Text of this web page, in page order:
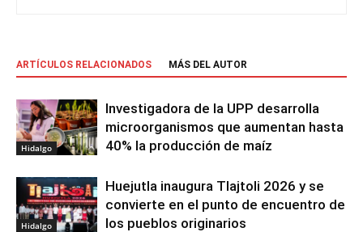
ARTÍCULOS RELACIONADOS MÁS DEL AUTOR
Hidalgo
Investigadora de la UPP desarrolla
microorganismos que aumentan hasta
40% la producción de maíz
Hidalgo
Huejutla inaugura Tlajtoli 2026 y se
convierte en el punto de encuentro de
los pueblos originarios